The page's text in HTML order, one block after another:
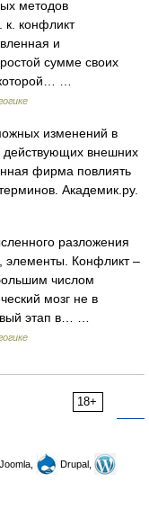
методов
к. конфликт
и
сумме своих
…
изменений в
действующих внешних
фирма повлиять
Академик.ру.
разложения
элементы. Конфликт –
числом
мозг не в
этап в… …
18+
Joomla,
Drupal,